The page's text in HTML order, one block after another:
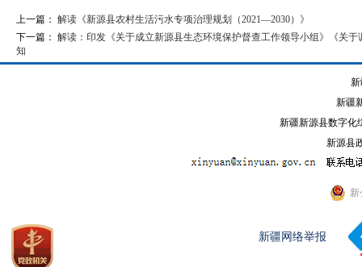
上一篇： 解读《新源县农村生活污水专项治理规划（2021—2030）》
下一篇： 解读：印发《关于成立新源县生态环境保护督查工作领导小组》《关
知
新疆
新疆新源县数字化
新源县
新
新疆网络举报